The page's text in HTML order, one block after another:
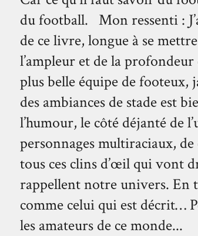
du football. Mon ressenti :
de ce livre, longue à se
l’ampleur et de la
plus belle équipe de
des ambiances de stade est
l’humour, le côté déjanté de
personnages multiraciaux,
tous ces clins d’œil qui vont
rappellent notre univers. En
comme celui qui est décrit…
les amateurs de ce